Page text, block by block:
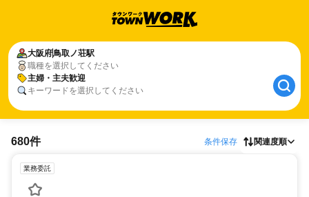
大阪府鳥取ノ荘駅
職種を選択してください
主婦・主夫歓迎
キーワードを選択してください
680件 条件保存 関連度順
業務委託